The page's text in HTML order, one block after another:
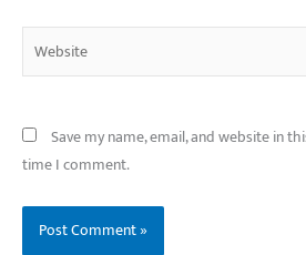
Save my name, email, and website in
time I comment.